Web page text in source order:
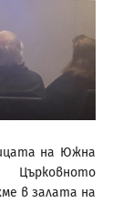
на Южна
в залата на